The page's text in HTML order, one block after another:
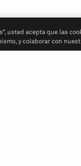
usted acepta que las
y colaborar con